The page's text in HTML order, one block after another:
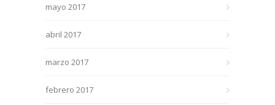
mayo 2017
abril 2017
marzo 2017
febrero 2017